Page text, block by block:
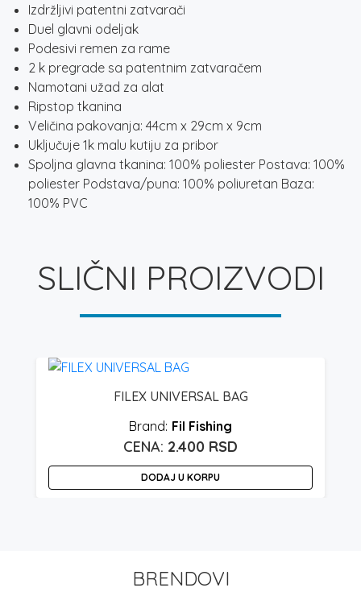
Izdržljivi patentni zatvarači
Duel glavni odeljak
Podesivi remen za rame
2 k pregrade sa patentnim zatvaračem
Namotani užad za alat
Ripstop tkanina
Veličina pakovanja: 44cm x 29cm x 9cm
Uključuje 1k malu kutiju za pribor
Spoljna glavna tkanina: 100% poliester Postava: 100%
poliester Podstava/puna: 100% poliuretan Baza:
100% PVC
SLIČNI PROIZVODI
FILEX UNIVERSAL BAG
Fil Fishing
2.400 RSD
DODAJ U KORPU
BRENDOVI